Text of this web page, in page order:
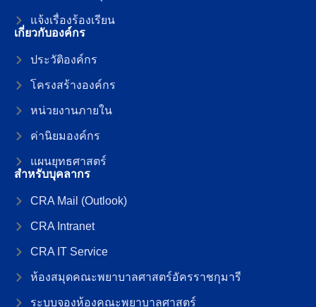
แจ้งเรื่องร้องเรียน
เกี่ยวกับองค์กร
ประวัติองค์กร
โครงสร้างองค์กร
หน่วยงานภายใน
ค่านิยมองค์กร
แผนยุทธศาสตร์
สำหรับบุคลากร
CRA Mail (Outlook)
CRA Intranet
CRA IT Service
ห้องสมุดคณะพยาบาลศาสตร์อัครราชกุมารี
ระบบจองห้องคณะพยาบาลศาสตร์